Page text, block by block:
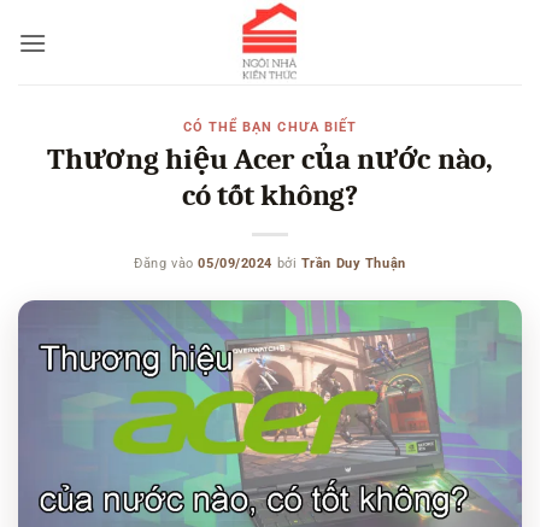
qua
CÓ THỂ BẠN CHƯA BIẾT
Thương hiệu Acer của nước nào,
có tốt không?
Đăng vào05/09/2024 bởi Trần Duy Thuận